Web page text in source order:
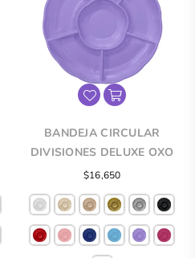
BANDEJA CIRCULAR
DIVISIONES DELUXE OXO
Precio
regular
$16,650